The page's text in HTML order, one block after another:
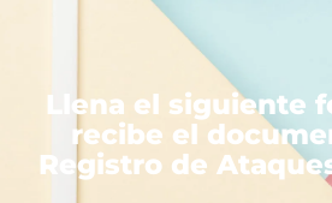
Llena el siguiente
recibe el
Registro de